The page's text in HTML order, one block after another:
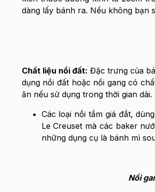
dàng lấy bánh ra. Nếu không bạn
Chất liệu nồi đất: Đặc trưng của
dụng nồi đất hoặc nồi gang có
ăn nếu sử dụng trong thời gian
Các loại nồi tầm giá đắt,
Le Creuset mà các baker
những dụng cụ là bánh mì
Nồi